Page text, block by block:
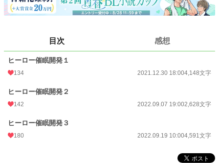
更新日時 2022.09.19 10:00
2022.09.19 10:00
週間ポイント 1,509 pt (6,343 位)
年間ポイント 62,231 pt (8,850 位)
目次 感想
ヒーロー催眠開発１
134 2021.12.30 18:004,148文字
ヒーロー催眠開発２
142 2022.09.07 19:002,628文字
ヒーロー催眠開発３
180 2022.09.19 10:004,591文字